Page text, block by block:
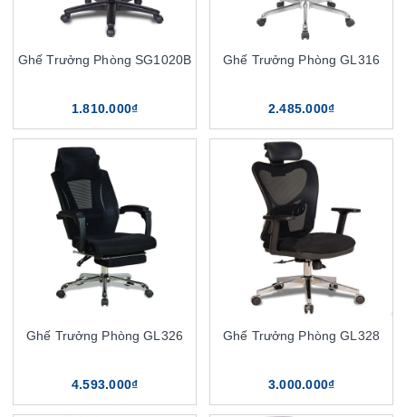
Ghế Trưởng Phòng SG1020B
1.810.000₫
Ghế Trưởng Phòng GL316
2.485.000₫
Ghế Trưởng Phòng GL326
4.593.000₫
Ghế Trưởng Phòng GL328
3.000.000₫